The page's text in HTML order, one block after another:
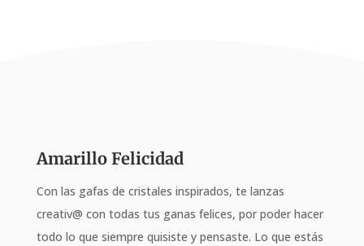
Amarillo Felicidad
Con las gafas de cristales inspirados, te lanzas
creativ@ con todas tus ganas felices, por poder hacer
todo lo que siempre quisiste y pensaste. Lo que estás